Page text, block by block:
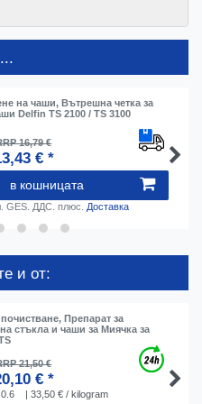
на чаши, Вътрешна четка за
Delfin TS 2100 / TS 3100
16,79 €
€ *
в кошницата
GES. ДДС. плюс. Доставка
и от:
Препарат за
стъкла и чаши за Миячка за
21,50 €
€ *
0.6 | 33,50 € / kilogram